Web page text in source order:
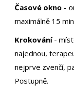
Časové okno -
maximálně 15
Krokování-
najednou,
nejprve zvenčí,
Postupně.